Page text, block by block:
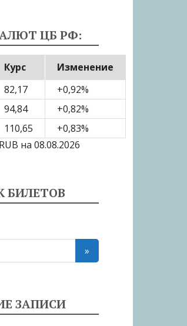
ЦБ РФ:
Курс
Изменение
82,17 +0,92%
94,84 +0,82%
110,65 +0,83%
RUB на 08.08.2026
БИЛЕТОВ
ЗАПИСИ